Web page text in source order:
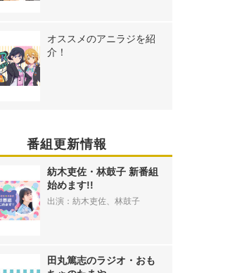
オススメのアニラジを紹
介！
番組更新情報
紡木吏佐・林鼓子 新番組
始めます!!
出演：紡木吏佐、林鼓子
田丸篤志のラジオ・おも